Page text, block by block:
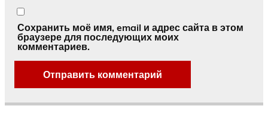
Сохранить моё имя, email и адрес сайта в этом
браузере для последующих моих
комментариев.